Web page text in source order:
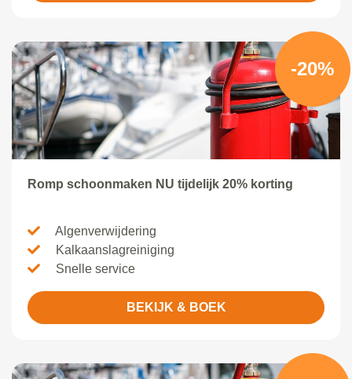
-20%
Romp schoonmaken NU tijdelijk 20% korting
Algenverwijdering
Kalkaanslagreiniging
Snelle service
BEKIJK & BOEK